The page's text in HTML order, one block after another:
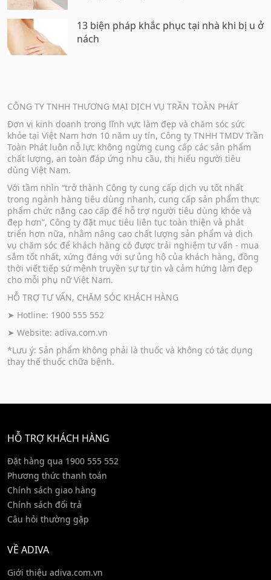
13 biện pháp khắc phục tại nhà khi bị u ở
nách
CÔNG TY TNHH THƯƠNG MẠI DỊCH VỤ TRẦN TOÀN PHÁT
Đơn vị kinh doanh trong lĩnh vực làm đẹp và chăm sóc sức
khỏe tại Việt Nam hơn 10 năm uy tín, Công ty TNHH TMDV Trần
Toàn Phát luôn nỗ lực không ngừng cung cấp các sản phẩm
chất lượng, an toàn đáp ứng nhu cầu, thị hiếu người tiêu
dùng Việt Nam.
Với tầm nhìn “trở thành Công ty cung cấp dịch vụ tốt nhất
trong ngành hàng tiêu dùng nhanh, cung cấp sản phẩm thực
phẩm chức năng cao cấp để hỗ trợ người tiêu dùng khỏe và
đẹp hơn”, Công ty đặt mục tiêu liên tục toàn thiện và phát
triển hơn nữa, nhằm nâng cao chất lượng sản phẩm và dịch
vụ chăm sóc để khách hàng có được trải nghiệm tư vấn - mua
sắm tốt nhất, xứng đáng với sự ủng hộ của khách hàng, đồng
thời viết tiếp sứ mệnh truyền sự tự tin và cảm hứng làm đẹp
cho mỗi phụ nữ Việt Nam.
HỖ TRỢ TƯ VẤN, CHĂM SÓC KHÁCH HÀNG
➤ Hotline: 1900 555 552
➤ Website: adiva.com.vn
*Lưu ý: Sản phẩm không phải là thuốc và không có tác dụng
thay thế thuốc chữa bệnh.
HỖ TRỢ KHÁCH HÀNG
Đặt hàng qua 1900 555 552
Phương thức thanh toán
Chính sách giao hàng
Chính sách đổi trả
Câu hỏi thường gặp
VỀ ADIVA
Giới thiệu adiva.com.vn